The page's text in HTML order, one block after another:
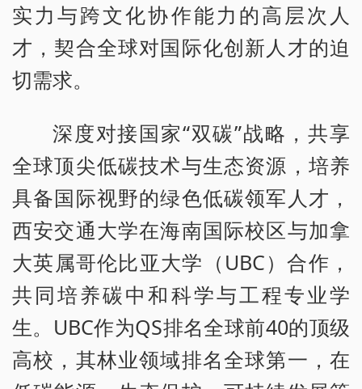
实力与跨文化协作能力的高层次人
才，契合全球对国际化创新人才的迫
切需求。
深度对接国家“双碳”战略，共享
全球顶尖低碳技术与生态资源，培养
具备国际视野的绿色低碳领军人才，
西安交通大学在海南国际校区与加拿
大英属哥伦比亚大学（UBC）合作，
共同培养碳中和科学与工程专业学
生。UBC作为QS排名全球前40的顶级
高校，其林业领域排名全球第一，在